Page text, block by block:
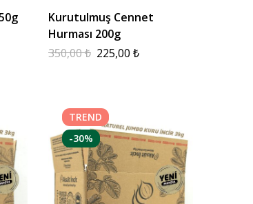
Kurutulmuş Cennet
Hurması 200g
350,00₺ 225,00 ₺
TREND
-30%